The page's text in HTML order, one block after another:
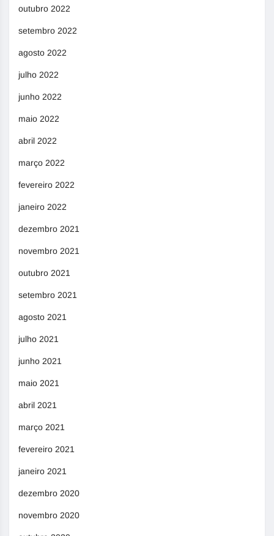
outubro 2022
setembro 2022
agosto 2022
julho 2022
junho 2022
maio 2022
abril 2022
março 2022
fevereiro 2022
janeiro 2022
dezembro 2021
novembro 2021
outubro 2021
setembro 2021
agosto 2021
julho 2021
junho 2021
maio 2021
abril 2021
março 2021
fevereiro 2021
janeiro 2021
dezembro 2020
novembro 2020